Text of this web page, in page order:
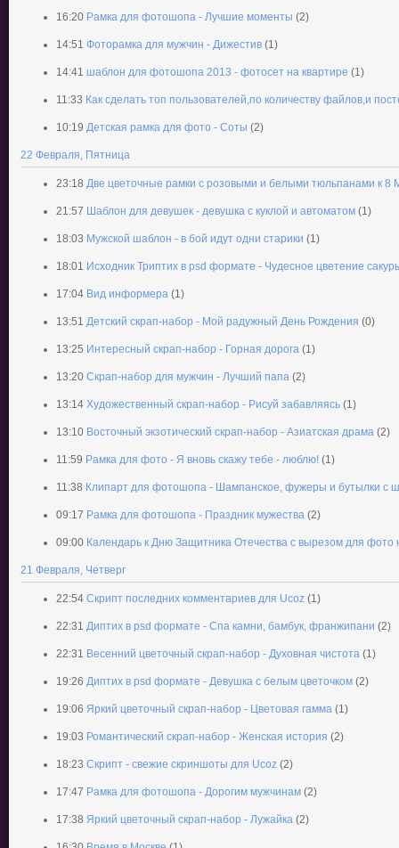
16:20 Рамка для фотошопа - Лучшие моменты (2)
14:51 Фоторамка для мужчин - Дижестив (1)
14:41 шаблон для фотошопа 2013 - фотосет на квартире (1)
11:33 Как сделать топ пользователей,по количеству файлов,и
10:19 Детская рамка для фото - Соты (2)
22 Февраля, Пятница
23:18 Две цветочные рамки с розовыми и белыми тюльпанами к 8
21:57 Шаблон для девушек - девушка с куклой и автоматом (1)
18:03 Мужской шаблон - в бой идут одни старики (1)
18:01 Исходник Триптих в psd формате - Чудесное цветение
17:04 Вид информера (1)
13:51 Детский скрап-набор - Мой радужный День Рождения (0)
13:25 Интересный скрап-набор - Горная дорога (1)
13:20 Скрап-набор для мужчин - Лучший папа (2)
13:14 Художественный скрап-набор - Рисуй забавляясь (1)
13:10 Восточный экзотический скрап-набор - Азиатская драма (2)
11:59 Рамка для фото - Я вновь скажу тебе - люблю! (1)
11:38 Клипарт для фотошопа - Шампанское, фужеры и бутылки с
09:17 Рамка для фотошопа - Праздник мужества (2)
09:00 Календарь к Дню Защитника Отечества с вырезом для фото
21 Февраля, Четверг
22:54 Скрипт последних комментариев для Ucoz (1)
22:31 Диптих в psd формате - Спа камни, бамбук, франжипани (2)
22:31 Весенний цветочный скрап-набор - Духовная чистота (1)
19:26 Диптих в psd формате - Девушка с белым цветочком (2)
19:06 Яркий цветочный скрап-набор - Цветовая гамма (1)
19:03 Романтический скрап-набор - Женская история (2)
18:23 Скрипт - свежие скриншоты для Ucoz (2)
17:47 Рамка для фотошопа - Дорогим мужчинам (2)
17:38 Яркий цветочный скрап-набор - Лужайка (2)